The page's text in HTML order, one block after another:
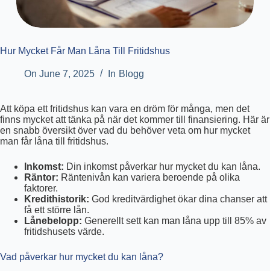
Hur Mycket Får Man Låna Till Fritidshus
On June 7, 2025 In Blogg
Att köpa ett fritidshus kan vara en dröm för många, men det
finns mycket att tänka på när det kommer till finansiering. Här är
en snabb översikt över vad du behöver veta om hur mycket
man får låna till fritidshus.
Inkomst: Din inkomst påverkar hur mycket du kan låna.
Räntor: Räntenivån kan variera beroende på olika
faktorer.
Kredithistorik: God kreditvärdighet ökar dina chanser att
få ett större lån.
Lånebelopp: Generellt sett kan man låna upp till 85% av
fritidshusets värde.
Vad påverkar hur mycket du kan låna?